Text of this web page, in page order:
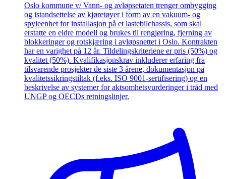
Oslo kommune v/ Vann- og avløpsetaten trenger ombygging
og istandsettelse av kjøretøyer i form av en vakuum- og
spyleenhet for installasjon på et lastebilchassis, som skal
erstatte en eldre modell og brukes til rengjøring, fjerning av
blokkeringer og rotskjæring i avløpsnettet i Oslo. Kontrakten
har en varighet på 12 år. Tildelingskriteriene er pris (50%) og
kvalitet (50%). Kvalifikasjonskrav inkluderer erfaring fra
tilsvarende prosjekter de siste 3 årene, dokumentasjon på
kvalitetssikringstiltak (f.eks. ISO 9001-sertifisering) og en
beskrivelse av systemer for aktsomhetsvurderinger i tråd med
UNGP og OECDs retningslinjer.